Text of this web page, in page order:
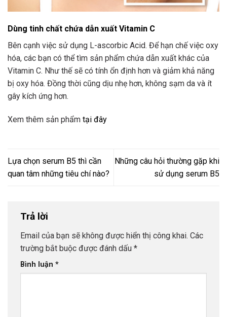
Dùng tinh chất chứa dẫn xuất Vitamin C
Bên cạnh việc sử dụng L-ascorbic Acid. Để hạn chế việc oxy
hóa, các bạn có thể tìm sản phẩm chứa dẫn xuất khác của
Vitamin C. Như thế sẽ có tính ổn định hơn và giảm khả năng
bị oxy hóa. Đồng thời cũng dịu nhẹ hơn, không sạm da và ít
gây kích ứng hơn.
Xem thêm sản phẩm tại đây
Lựa chọn serum B5 thì cần
quan tâm những tiêu chí nào?
Những câu hỏi thường gặp khi
sử dụng serum B5
Trả lời
Email của bạn sẽ không được hiển thị công khai. Các
trường bắt buộc được đánh dấu *
Bình luận *